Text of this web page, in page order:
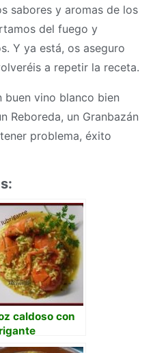
sabores y aromas de los
del fuego y
Y ya está, os aseguro
a repetir la receta.
vino blanco bien
Reboreda, un Granbazán
problema, éxito
caldoso con